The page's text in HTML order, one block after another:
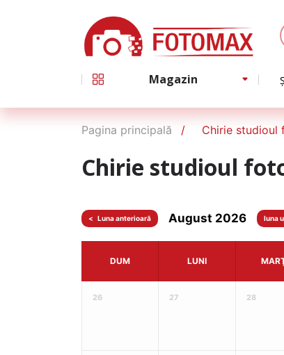
Magazin
Pagina principală Chirie studioul
Chirie studioul
< August 2026
DUM LUNI
26 27 28